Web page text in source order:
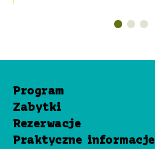
Program
Zabytki
Rezerwacje
Praktyczne informacje